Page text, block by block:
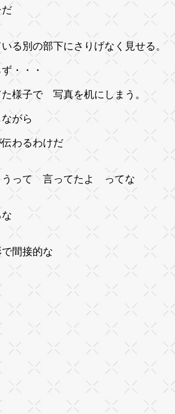
だ
る別の部下にさりげなく見せる。
・・・
様子で 写真を机にしまう。
がら
わるわけだ
うって 言ってたよ ってな
間接的な